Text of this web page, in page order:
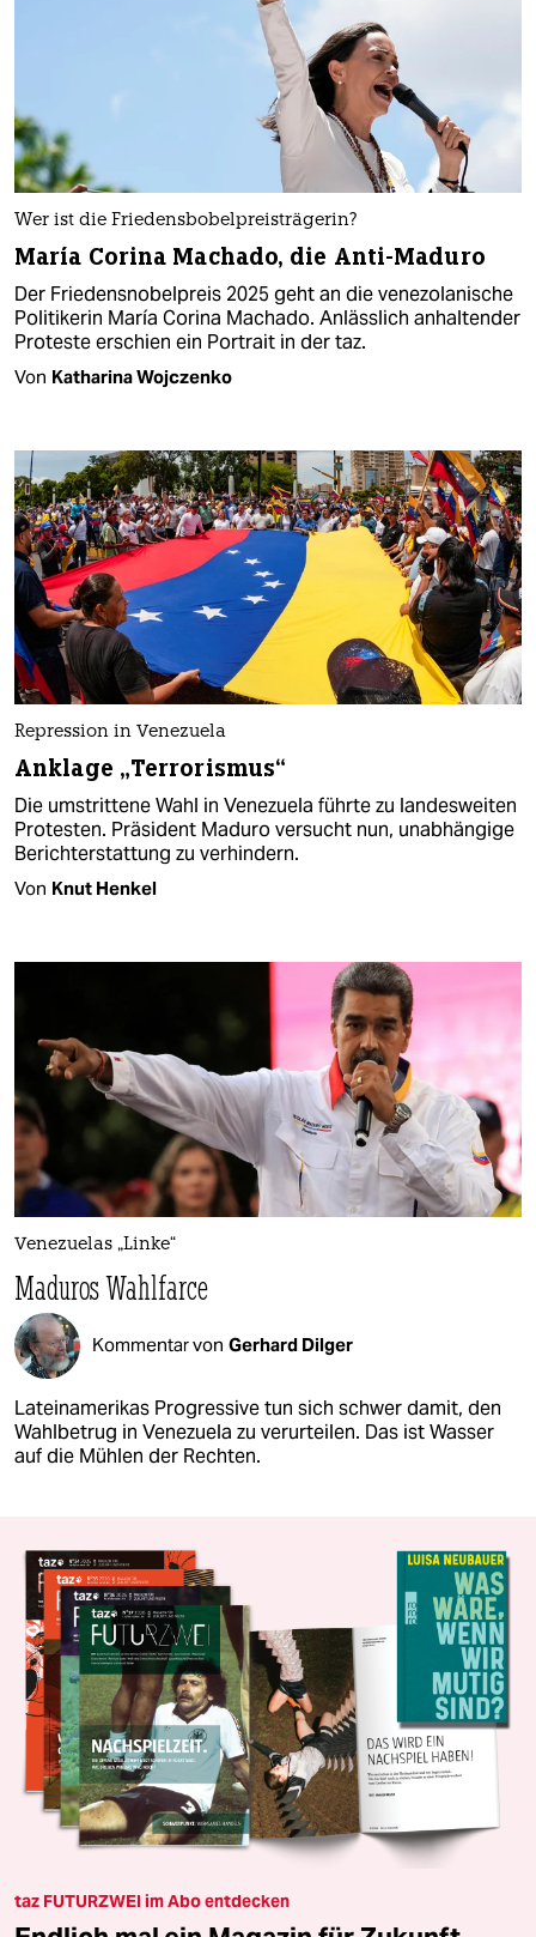
Wer ist die Friedensbobelpreisträgerin?
María Corina Machado, die Anti-Maduro
Der Friedensnobelpreis 2025 geht an die venezolanische
Politikerin María Corina Machado. Anlässlich anhaltender
Proteste erschien ein Portrait in der taz.
Von Katharina Wojczenko
Repression in Venezuela
Anklage „Terrorismus“
Die umstrittene Wahl in Venezuela führte zu landesweiten
Protesten. Präsident Maduro versucht nun, unabhängige
Berichterstattung zu verhindern.
Von Knut Henkel
Venezuelas „Linke“
Maduros Wahlfarce
Kommentar von Gerhard Dilger
Lateinamerikas Progressive tun sich schwer damit, den
Wahlbetrug in Venezuela zu verurteilen. Das ist Wasser
auf die Mühlen der Rechten.
taz FUTURZWEI im Abo entdecken